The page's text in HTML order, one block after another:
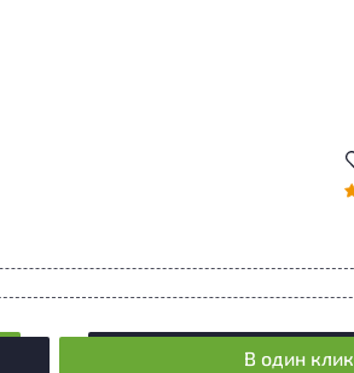
В один клик